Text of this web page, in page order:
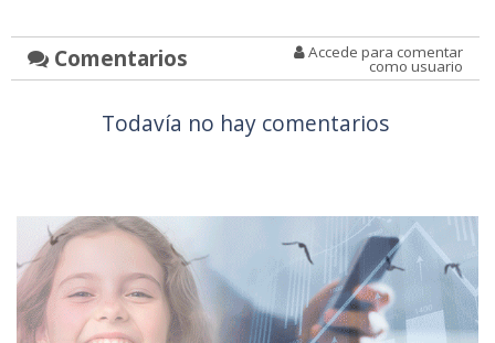
Comentarios Accede para comentar
como usuario
Todavía no hay comentarios